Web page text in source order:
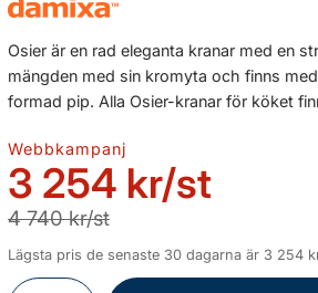
Osier är en rad eleganta kranar med en
mängden med sin kromyta och finns
formad pip. Alla Osier-kranar för köket
Webbkampanj
3 254 kr/st
4 740 kr/st
Lägsta pris de senaste 30 dagarna är 3 254